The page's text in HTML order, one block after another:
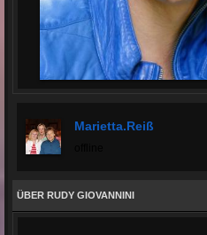
Marietta.reiß
ÜBER RUDY GIOVANNINI